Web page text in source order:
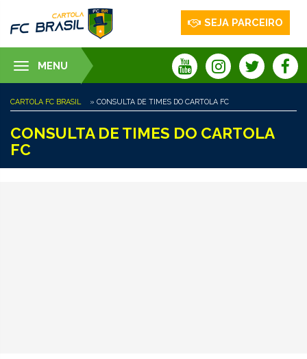
SEJA PARCEIRO
Toggle
navigation
MENU
CARTOLA FC BRASIL » CONSULTA DE TIMES DO CARTOLA FC
CONSULTA DE TIMES DO CARTOLA
FC